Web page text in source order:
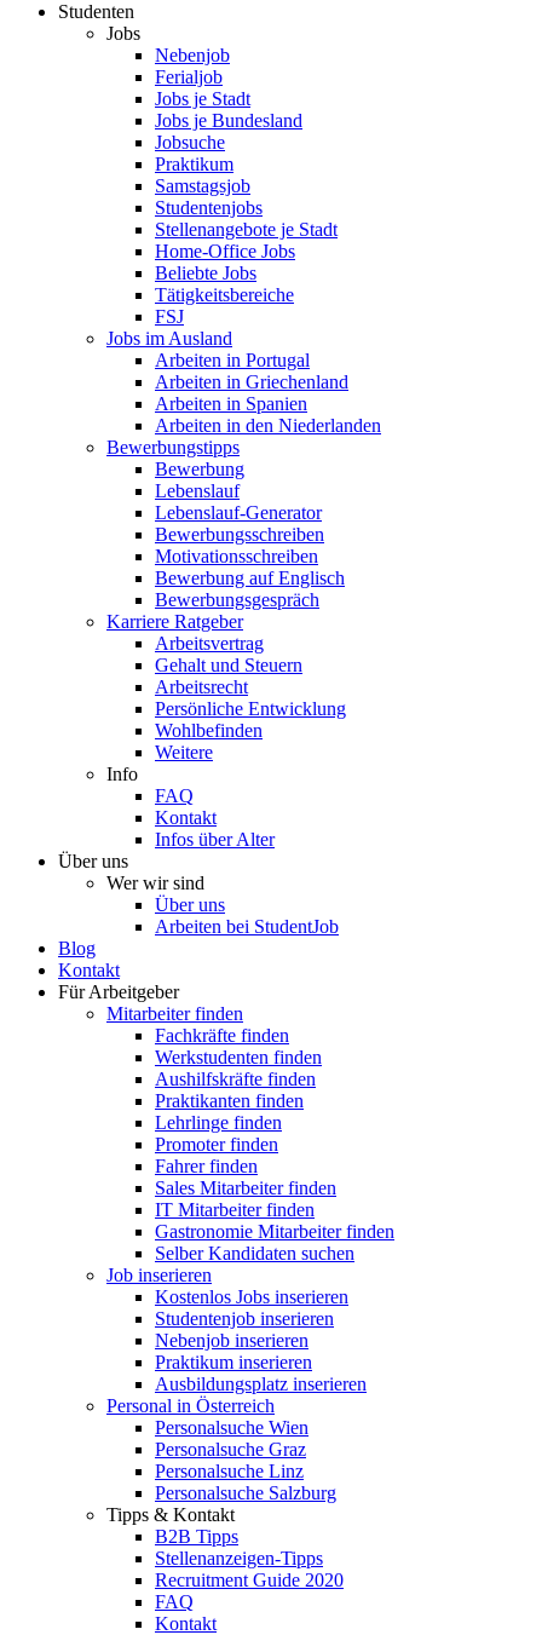
Studenten
Jobs
Nebenjob
Ferialjob
Jobs je Stadt
Jobs je Bundesland
Jobsuche
Praktikum
Samstagsjob
Studentenjobs
Stellenangebote je Stadt
Home-Office Jobs
Beliebte Jobs
Tätigkeitsbereiche
FSJ
Jobs im Ausland
Arbeiten in Portugal
Arbeiten in Griechenland
Arbeiten in Spanien
Arbeiten in den Niederlanden
Bewerbungstipps
Bewerbung
Lebenslauf
Lebenslauf-Generator
Bewerbungsschreiben
Motivationsschreiben
Bewerbung auf Englisch
Bewerbungsgespräch
Karriere Ratgeber
Arbeitsvertrag
Gehalt und Steuern
Arbeitsrecht
Persönliche Entwicklung
Wohlbefinden
Weitere
Info
FAQ
Kontakt
Infos über Alter
Über uns
Wer wir sind
Über uns
Arbeiten bei StudentJob
Blog
Kontakt
Für Arbeitgeber
Mitarbeiter finden
Fachkräfte finden
Werkstudenten finden
Aushilfskräfte finden
Praktikanten finden
Lehrlinge finden
Promoter finden
Fahrer finden
Sales Mitarbeiter finden
IT Mitarbeiter finden
Gastronomie Mitarbeiter finden
Selber Kandidaten suchen
Job inserieren
Kostenlos Jobs inserieren
Studentenjob inserieren
Nebenjob inserieren
Praktikum inserieren
Ausbildungsplatz inserieren
Personal in Österreich
Personalsuche Wien
Personalsuche Graz
Personalsuche Linz
Personalsuche Salzburg
Tipps & Kontakt
B2B Tipps
Stellenanzeigen-Tipps
Recruitment Guide 2020
FAQ
Kontakt